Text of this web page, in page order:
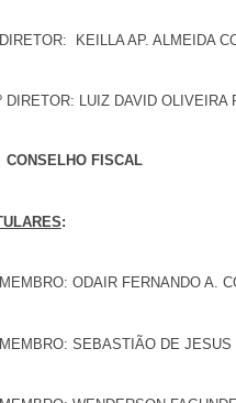
KEILLA AP. ALMEIDA
DIRETOR: LUIZ DAVID OLIVEIRA
CONSELHO FISCAL
:
ODAIR FERNANDO A.
SEBASTIÃO DE JESUS